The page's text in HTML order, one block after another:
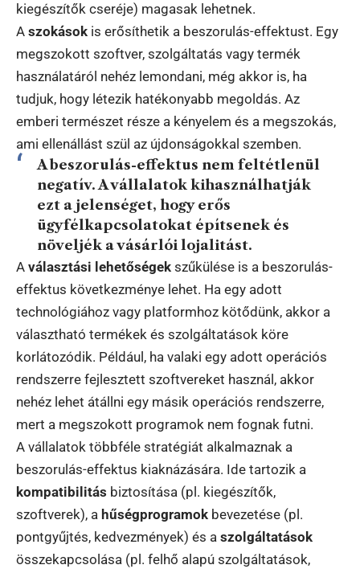
kiegészítők cseréje) magasak lehetnek.
A szokások is erősíthetik a beszorulás-effektust. Egy
megszokott szoftver, szolgáltatás vagy termék
használatáról nehéz lemondani, még akkor is, ha
tudjuk, hogy létezik hatékonyabb megoldás. Az
emberi természet része a kényelem és a megszokás,
ami ellenállást szül az újdonságokkal szemben.
A beszorulás-effektus nem feltétlenül
negatív. A vállalatok kihasználhatják
ezt a jelenséget, hogy erős
ügyfélkapcsolatokat építsenek és
növeljék a vásárlói lojalitást.
A választási lehetőségek szűkülése is a beszorulás-
effektus következménye lehet. Ha egy adott
technológiához vagy platformhoz kötődünk, akkor a
választható termékek és szolgáltatások köre
korlátozódik. Például, ha valaki egy adott operációs
rendszerre fejlesztett szoftvereket használ, akkor
nehéz lehet átállni egy másik operációs rendszerre,
mert a megszokott programok nem fognak futni.
A vállalatok többféle stratégiát alkalmaznak a
beszorulás-effektus kiaknázására. Ide tartozik a
kompatibilitás biztosítása (pl. kiegészítők,
szoftverek), a hűségprogramok bevezetése (pl.
pontgyűjtés, kedvezmények) és a szolgáltatások
összekapcsolása (pl. felhő alapú szolgáltatások,